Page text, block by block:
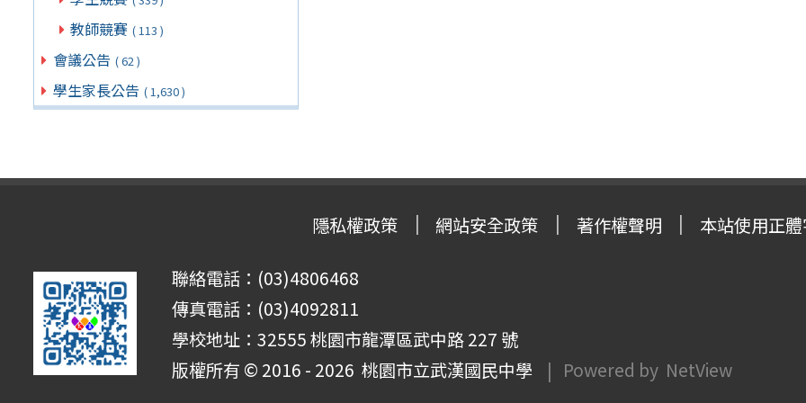
教師競賽 ( 113 )
會議公告 ( 62 )
學生家長公告 ( 1,630 )
隱私權政策 網站安全政策 著作權聲明 本站使用正
聯絡電話：(03)4806468
傳真電話：(03)4092811
學校地址：32555 桃園市龍潭區武中路 227 號
版權所有 © 2016 - 2026 桃園市立武漢國民中學 | Powered by NetView